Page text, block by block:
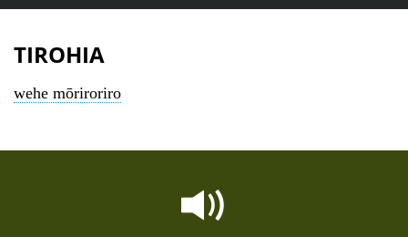
TIROHIA
wehe mōriroriro